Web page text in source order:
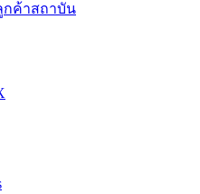
กค้าสถาบัน